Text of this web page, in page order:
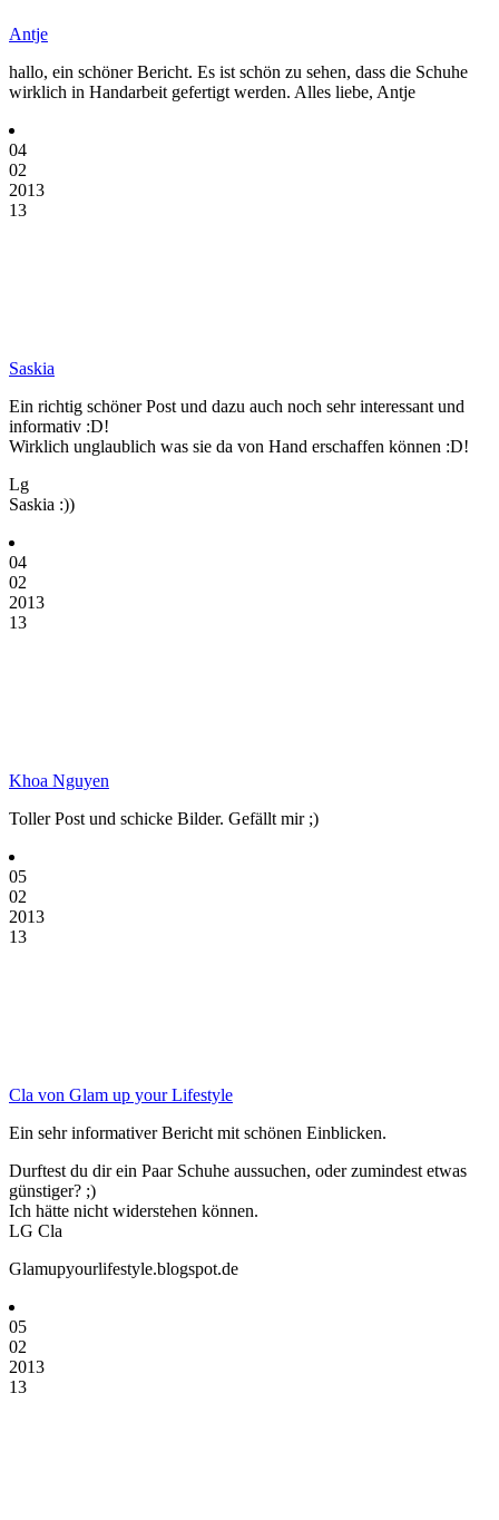
Antje
hallo, ein schöner Bericht. Es ist schön zu sehen, dass die Schuhe
wirklich in Handarbeit gefertigt werden. Alles liebe, Antje
04
02
2013
13
Saskia
Ein richtig schöner Post und dazu auch noch sehr interessant und
informativ :D!
Wirklich unglaublich was sie da von Hand erschaffen können :D!
Lg
Saskia :))
04
02
2013
13
Khoa Nguyen
Toller Post und schicke Bilder. Gefällt mir ;)
05
02
2013
13
Cla von Glam up your Lifestyle
Ein sehr informativer Bericht mit schönen Einblicken.
Durftest du dir ein Paar Schuhe aussuchen, oder zumindest etwas
günstiger? ;)
Ich hätte nicht widerstehen können.
LG Cla
Glamupyourlifestyle.blogspot.de
05
02
2013
13